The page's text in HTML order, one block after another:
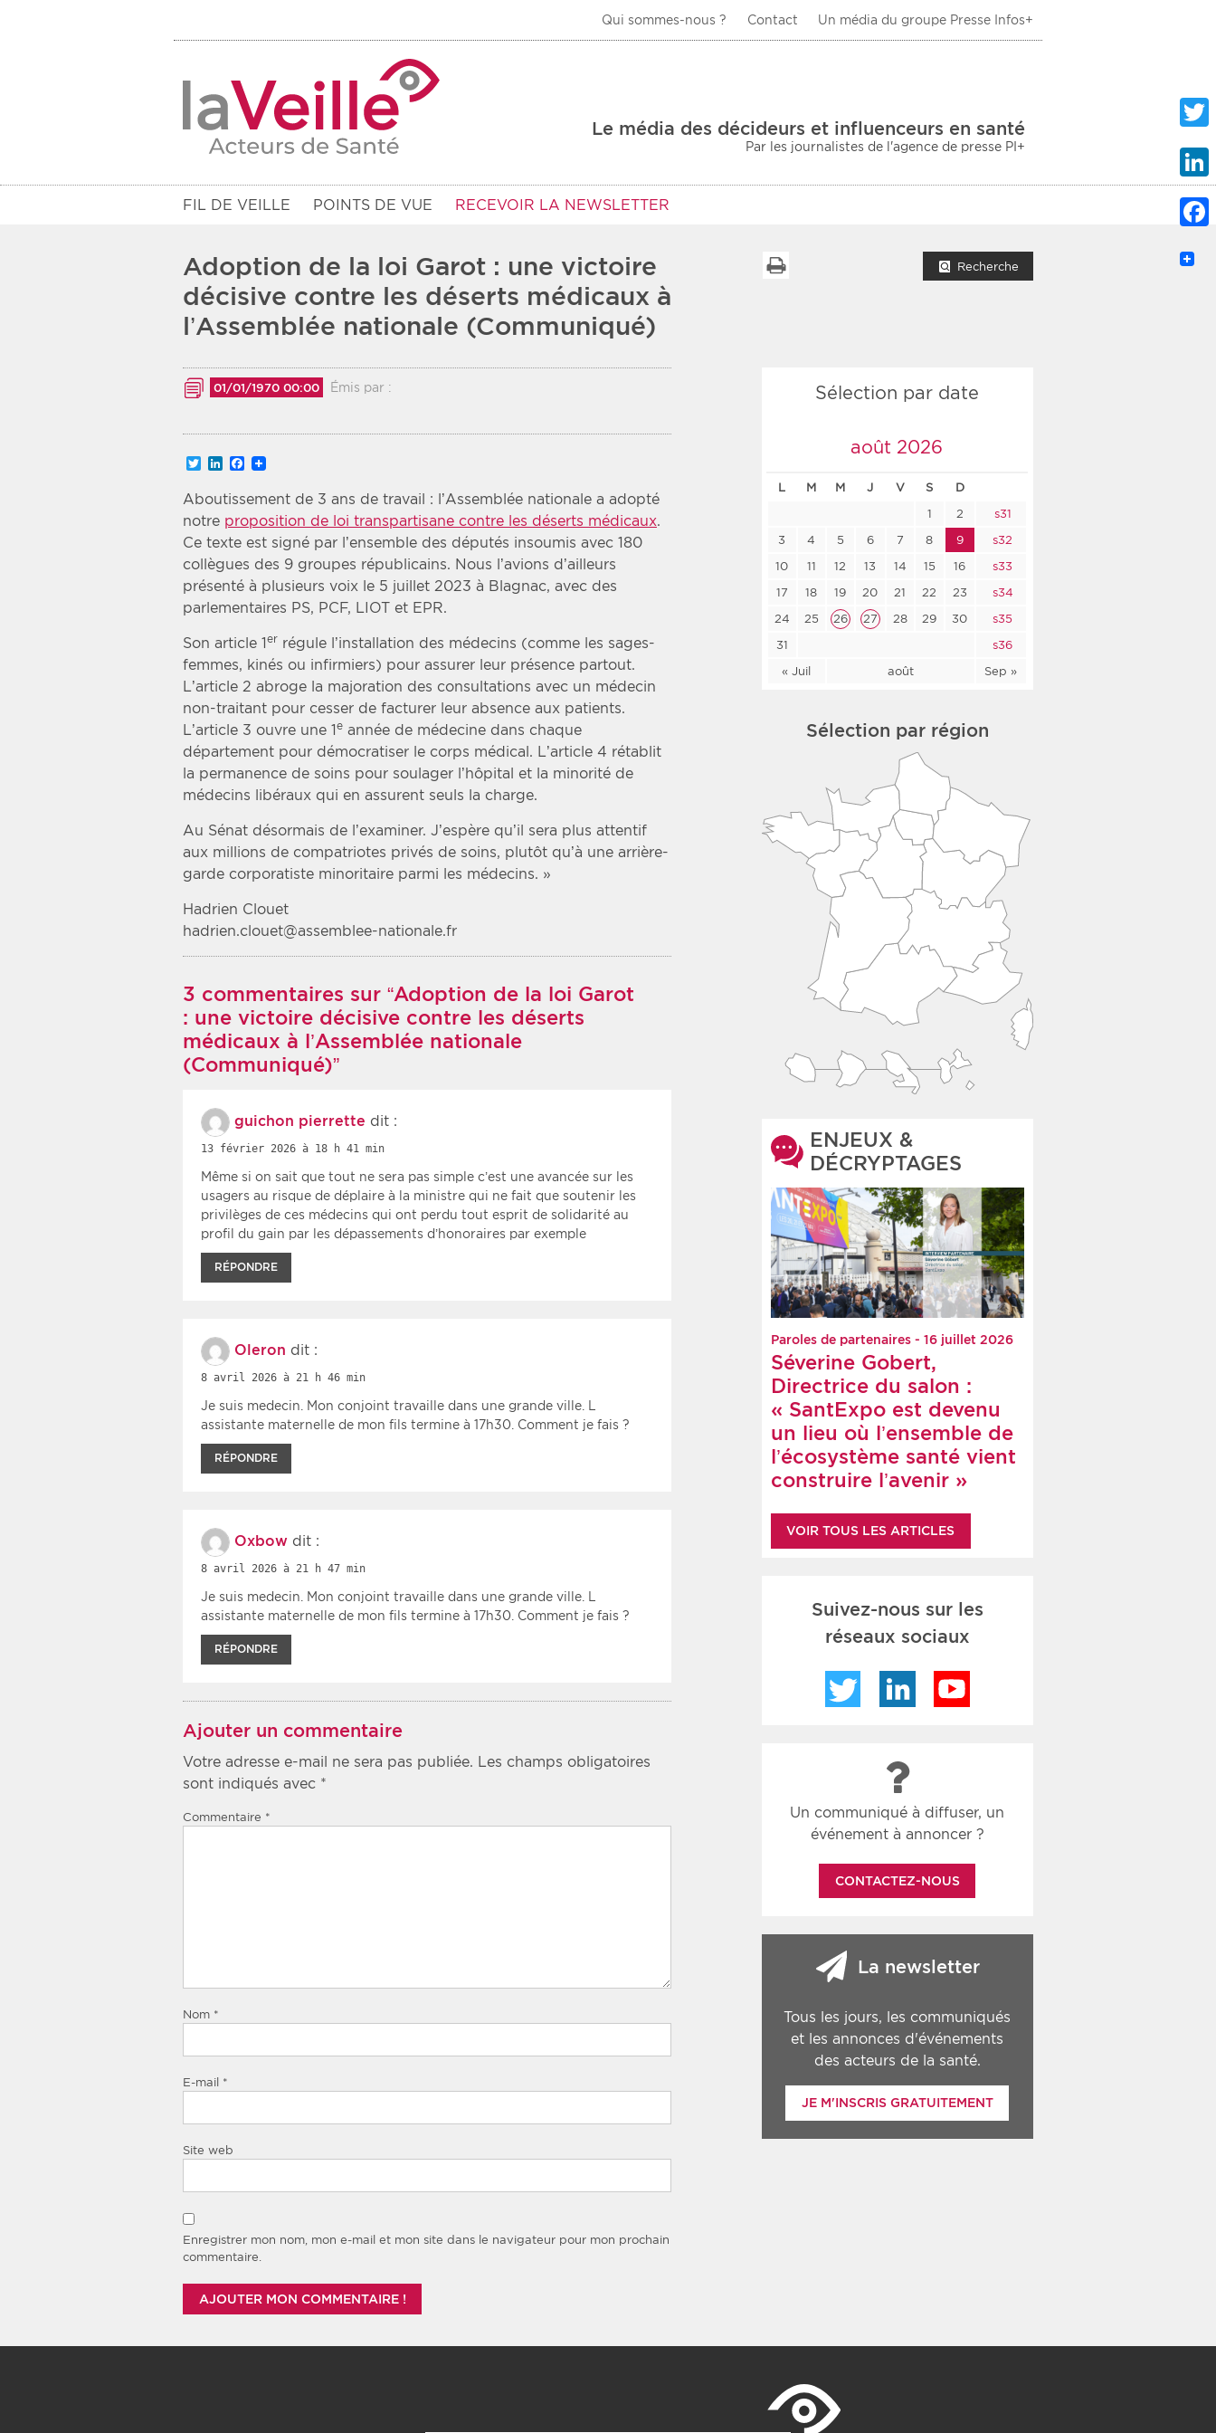
Qui sommes-nous ? Contact Un média du groupe Presse Infos+
Le média des décideurs et influenceurs en santé
Par les journalistes de l'agence de presse PI+
FIL DE VEILLE POINTS DE VUE RECEVOIR LA NEWSLETTER
Filtres
Communiqués des 10 derniers jours
Type d'information
Sanitaire
Zone géographique
Choisir une zone
Période
Choisir une date de débutChoisir une date de fin Chronologique
Inversé
Adoption de la loi Garot : une victoire
décisive contre les déserts médicaux à
l’Assemblée nationale (Communiqué)
Recherche
01/01/1970 00:00 Émis par :
TwitterLinkedInFacebook
Aboutissement de 3 ans de travail : l’Assemblée nationale a adopté
notre proposition de loi transpartisane contre les déserts médicaux.
Ce texte est signé par l’ensemble des députés insoumis avec 180
collègues des 9 groupes républicains. Nous l’avions d’ailleurs
présenté à plusieurs voix le 5 juillet 2023 à Blagnac, avec des
parlementaires PS, PCF, LIOT et EPR.
Son article 1 er régule l’installation des médecins (comme les sages-
femmes, kinés ou infirmiers) pour assurer leur présence partout.
L’article 2 abroge la majoration des consultations avec un médecin
non-traitant pour cesser de facturer leur absence aux patients.
L’article 3 ouvre une 1 e année de médecine dans chaque
département pour démocratiser le corps médical. L’article 4 rétablit
la permanence de soins pour soulager l’hôpital et la minorité de
médecins libéraux qui en assurent seuls la charge.
Au Sénat désormais de l’examiner. J’espère qu’il sera plus attentif
aux millions de compatriotes privés de soins, plutôt qu’à une arrière-
garde corporatiste minoritaire parmi les médecins. »
Hadrien Clouet
hadrien.clouet@assemblee-nationale.fr
3 commentaires sur “Adoption de la loi Garot
: une victoire décisive contre les déserts
médicaux à l’Assemblée nationale
(Communiqué)”
guichon pierrette dit :
13 février 2026 à 18 h 41 min
Même si on sait que tout ne sera pas simple c’est une avancée sur les
usagers au risque de déplaire à la ministre qui ne fait que soutenir les
privilèges de ces médecins qui ont perdu tout esprit de solidarité au
profil du gain par les dépassements d’honoraires par exemple
RÉPONDRE
Oleron dit :
8 avril 2026 à 21 h 46 min
Je suis medecin. Mon conjoint travaille dans une grande ville. L
assistante maternelle de mon fils termine à 17h30. Comment je fais ?
RÉPONDRE
Oxbow dit :
8 avril 2026 à 21 h 47 min
Je suis medecin. Mon conjoint travaille dans une grande ville. L
assistante maternelle de mon fils termine à 17h30. Comment je fais ?
RÉPONDRE
Ajouter un commentaire
Votre adresse e-mail ne sera pas publiée. Les champs obligatoires
sont indiqués avec *
Commentaire *
Nom *
E-mail *
Site web
Enregistrer mon nom, mon e-mail et mon site dans le navigateur pour mon prochain
commentaire.
Sélection par date
août 2026
L M M J V S D
« Juil août Sep »
1 2
s31
3
4 5 6 7 8 9
s32
10
11 12 13 14 15 16
s33
17
18 19 20 21 22 23
s34
24
25 26 27 28 29 30
s35
31
s36
Sélection par région
ENJEUX &
DÉCRYPTAGES
Paroles de partenaires - 16 juillet 2026
Séverine Gobert,
Directrice du salon :
« SantExpo est devenu
un lieu où l’ensemble de
l’écosystème santé vient
construire l’avenir »
VOIR TOUS LES ARTICLES
Suivez-nous sur les
réseaux sociaux
Twitter LinkedIn
Un communiqué à diffuser, un
événement à annoncer ?
CONTACTEZ-NOUS
La newsletter
Tous les jours, les communiqués
et les annonces d'événements
des acteurs de la santé.
JE M'INSCRIS GRATUITEMENT